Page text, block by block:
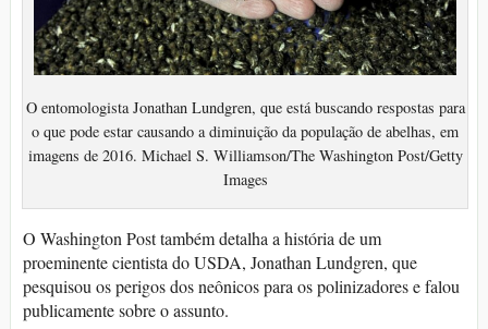
O entomologista Jonathan Lundgren, que está buscando respostas para
o que pode estar causando a diminuição da população de abelhas, em
imagens de 2016. Michael S. Williamson/The Washington Post/Getty
Images
O Washington Post também detalha a história de um
proeminente cientista do USDA, Jonathan Lundgren, que
pesquisou os perigos dos neônicos para os polinizadores e falou
publicamente sobre o assunto.